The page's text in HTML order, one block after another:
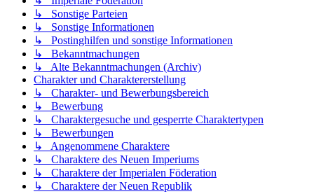
↳ Sonstige Parteien
↳ Sonstige Informationen
↳ Postinghilfen und sonstige Informationen
↳ Bekanntmachungen
↳ Alte Bekanntmachungen (Archiv)
Charakter und Charaktererstellung
↳ Charakter- und Bewerbungsbereich
↳ Bewerbung
↳ Charaktergesuche und gesperrte Charaktertypen
↳ Bewerbungen
↳ Angenommene Charaktere
↳ Charaktere des Neuen Imperiums
↳ Charaktere der Imperialen Föderation
↳ Charaktere der Neuen Republik